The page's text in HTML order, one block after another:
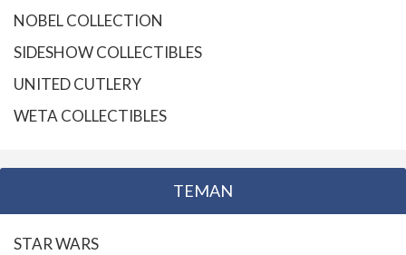
NOBEL COLLECTION
SIDESHOW COLLECTIBLES
UNITED CUTLERY
WETA COLLECTIBLES
TEMAN
STAR WARS